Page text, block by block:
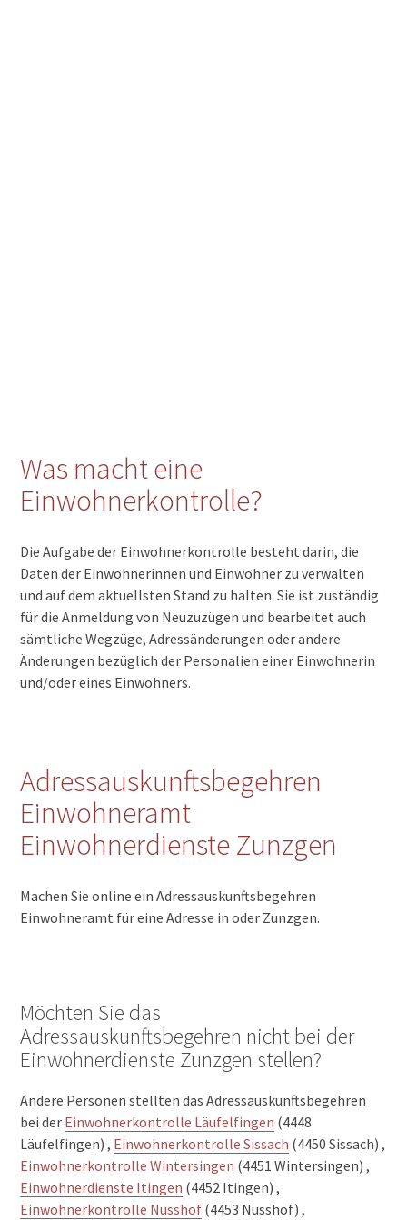
Was macht eine
Einwohnerkontrolle?
Die Aufgabe der Einwohnerkontrolle besteht darin, die
Daten der Einwohnerinnen und Einwohner zu verwalten
und auf dem aktuellsten Stand zu halten. Sie ist zuständig
für die Anmeldung von Neuzuzügen und bearbeitet auch
sämtliche Wegzüge, Adressänderungen oder andere
Änderungen bezüglich der Personalien einer Einwohnerin
und/oder eines Einwohners.
Adressauskunftsbegehren
Einwohneramt
Einwohnerdienste Zunzgen
Machen Sie online ein Adressauskunftsbegehren
Einwohneramt für eine Adresse in oder Zunzgen.
Möchten Sie das
Adressauskunftsbegehren nicht bei der
Einwohnerdienste Zunzgen stellen?
Andere Personen stellten das Adressauskunftsbegehren
bei der Einwohnerkontrolle Läufelfingen (4448
Läufelfingen) , Einwohnerkontrolle Sissach (4450 Sissach) ,
Einwohnerkontrolle Wintersingen (4451 Wintersingen) ,
Einwohnerdienste Itingen (4452 Itingen) ,
Einwohnerkontrolle Nusshof (4453 Nusshof) ,